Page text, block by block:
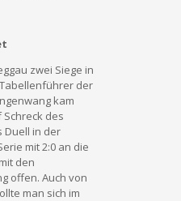
zwei Siege in
der
kam
des
Duell in der
mit 2:0 an die
den
offen. Auch von
man sich im